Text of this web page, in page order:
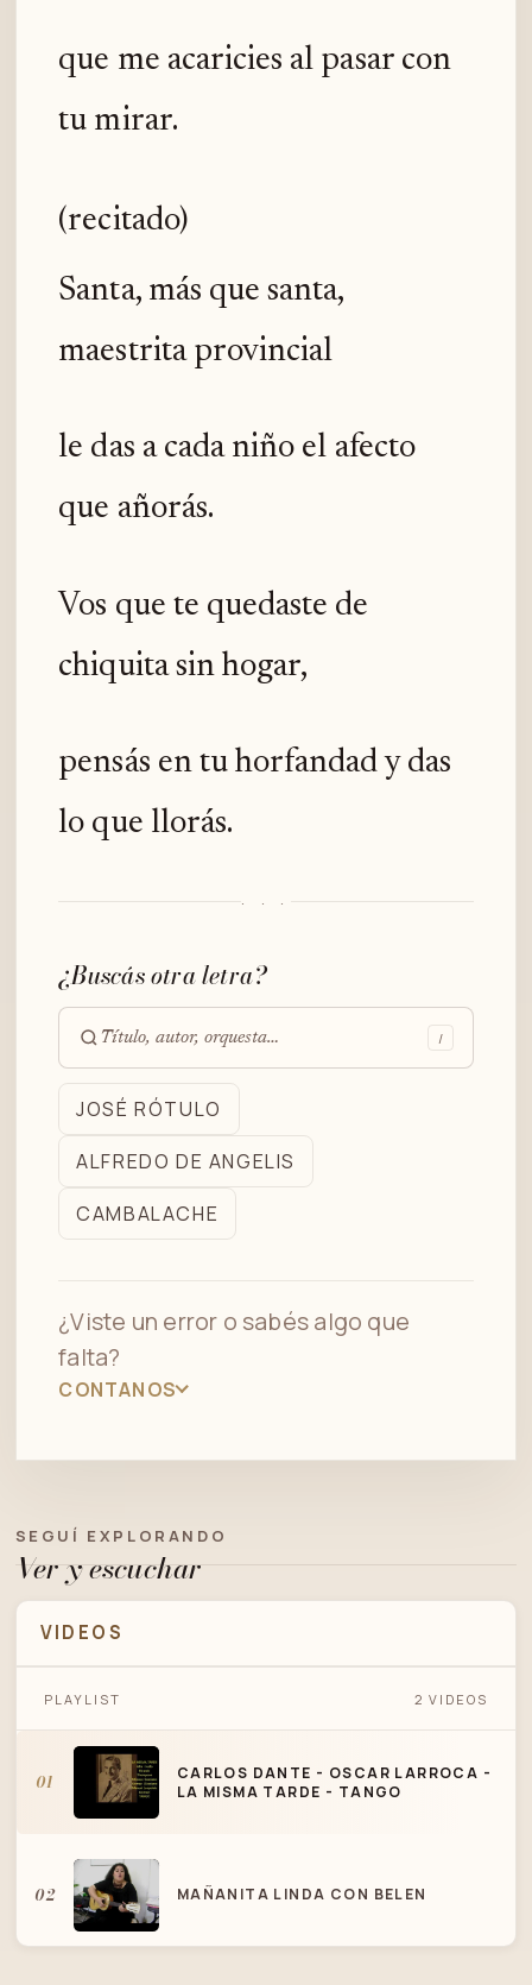
que me acaricies al pasar con
tu mirar.
(recitado)
Santa, más que santa,
maestrita provincial
le das a cada niño el afecto
que añorás.
Vos que te quedaste de
chiquita sin hogar,
pensás en tu horfandad y das
lo que llorás.
· · ·
¿Buscás otra letra?
Buscar
en
archivo
/
JOSÉ RÓTULO
ALFREDO DE ANGELIS
CAMBALACHE
¿Viste un error o sabés algo que
falta?
CONTANOS
SEGUÍ EXPLORANDO
Ver y escuchar
VIDEOS
PLAYLIST 2 VIDEOS
01
CARLOS DANTE - OSCAR LARROCA -
LA MISMA TARDE - TANGO
02 MAÑANITA LINDA CON BELEN